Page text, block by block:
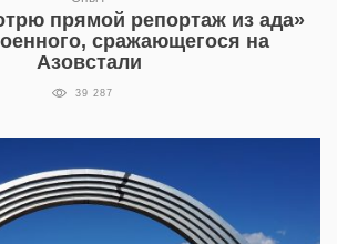
прямой репортаж из ада»
сражающегося на
Азовстали
39 287